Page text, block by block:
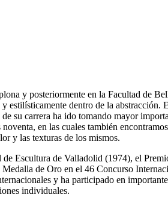
y posteriormente en la Facultad de
estilísticamente dentro de la
su carrera ha ido tomando mayor
en las cuales también
y las texturas de los mismos.
de Escultura de Valladolid (1974), el
de Oro en el 46 Concurso
y ha participado en
individuales.